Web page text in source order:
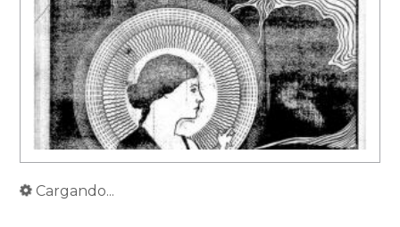
Cargando...